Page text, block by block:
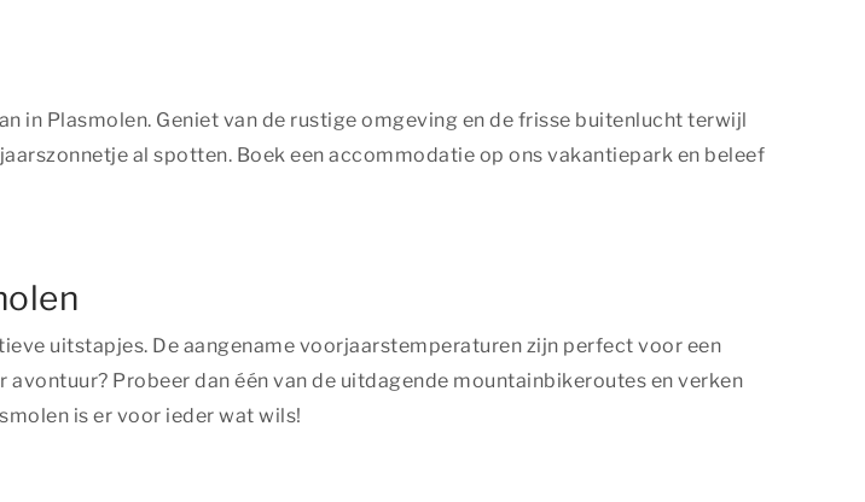
in Plasmolen. Geniet van de rustige omgeving en de frisse buitenlucht terwijl
al spotten. Boek een accommodatie op ons vakantiepark en beleef
uitstapjes. De aangename voorjaarstemperaturen zijn perfect voor een
Probeer dan één van de uitdagende mountainbikeroutes en verken
is er voor ieder wat wils!